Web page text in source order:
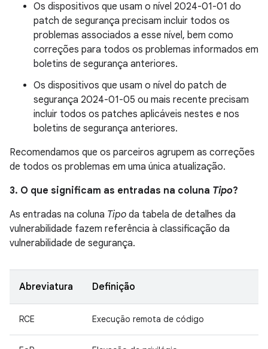
Os dispositivos que usam o nível 2024-01-01 do
patch de segurança precisam incluir todos os
problemas associados a esse nível, bem como
correções para todos os problemas informados em
boletins de segurança anteriores.
Os dispositivos que usam o nível do patch de
segurança 2024-01-05 ou mais recente precisam
incluir todos os patches aplicáveis nestes e nos
boletins de segurança anteriores.
Recomendamos que os parceiros agrupem as correções
de todos os problemas em uma única atualização.
3. O que significam as entradas na coluna Tipo?
As entradas na coluna Tipo da tabela de detalhes da
vulnerabilidade fazem referência à classificação da
vulnerabilidade de segurança.
Abreviatura Definição
RCE Execução remota de código